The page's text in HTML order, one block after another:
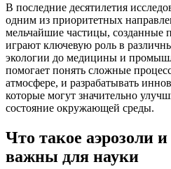
В последние десятилетия
одним из приоритетных
мельчайшие частицы, созданные
играют ключевую роль в
экологии до медицины и
помогает понять сложные
атмосфере, и разрабатывать
которые могут значительно
состояние окружающей среды.
Что такое аэрозоли
важны для науки